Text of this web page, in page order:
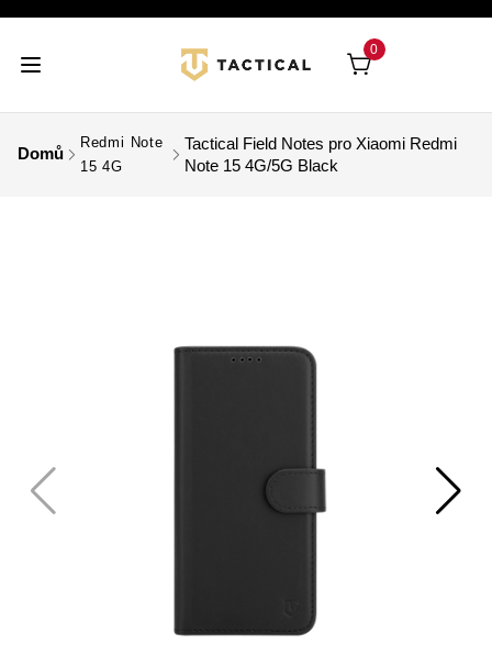
0
Domů
Redmi Note
15 4G
Tactical Field Notes pro Xiaomi Redmi
Note 15 4G/5G Black